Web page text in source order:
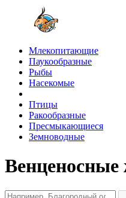
Млекопитающие
Паукообразные
Рыбы
Насекомые
Птицы
Ракообразные
Пресмыкающиеся
Земноводные